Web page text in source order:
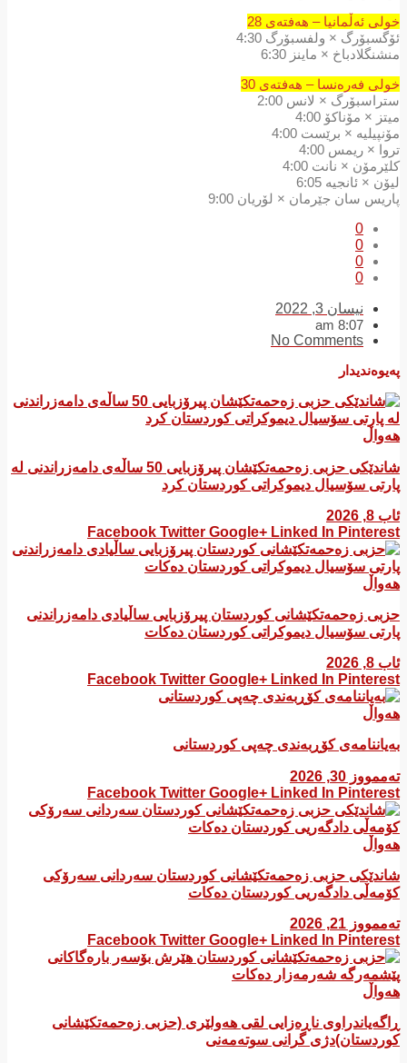
خولی ئەڵمانیا – هەفتەی 28
ئۆگسبۆرگ × ولفسبۆرگ 4:30
منشنگلادباخ × ماینز 6:30
خولی فەرەنسا – هەفتەی 30
ستراسبۆرگ × لانس 2:00
میتز × مۆناکۆ 4:00
مۆنپیلیە × برێست 4:00
تروا × ریمس 4:00
کلێرمۆن × نانت 4:00
لیۆن × ئانجیە 6:05
پاریس سان جێرمان × لۆریان 9:00
0
0
0
0
نیسان 3, 2022
8:07 am
No Comments
پەیوەندیدار
هەواڵ
شاندێکی حزبی زەحمەتکێشان پیرۆزبایی 50 ساڵەی دامەزراندنی لە
پارتی سۆسیال دیموکراتی کوردستان کرد
ئاب 8, 2026
Facebook Twitter Google+ Linked In Pinterest
هەواڵ
​حزبی زەحمەتکێشانی کوردستان پیرۆزبایی ساڵیادی دامەزراندنی
پارتی سۆسیال دیموکراتی کوردستان دەکات
ئاب 8, 2026
Facebook Twitter Google+ Linked In Pinterest
هەواڵ
بەیاننامەی کۆڕبەندی چەپی کوردستانی
تەممووز 30, 2026
Facebook Twitter Google+ Linked In Pinterest
هەواڵ
شاندێکی حزبی زەحمەتکێشانی کوردستان سەردانی سەرۆکی
کۆمەڵی دادگەریی کوردستان دەکات
تەممووز 21, 2026
Facebook Twitter Google+ Linked In Pinterest
هەواڵ
ڕاگەیاندراوی ناڕەزایی لقی هەولێری (حزبی زەحمەتکێشانی
کوردستان)دژی گرانی سوتەمەنی